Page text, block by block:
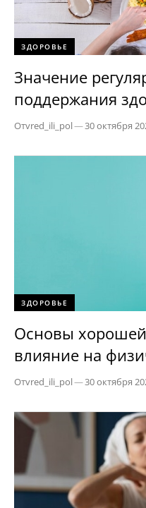
ЗДОРОВЬЕ
Значение
поддержания
Отvred_ili_pol—30 октября
ЗДОРОВЬЕ
Основы
влияние на
Отvred_ili_pol—30 октября